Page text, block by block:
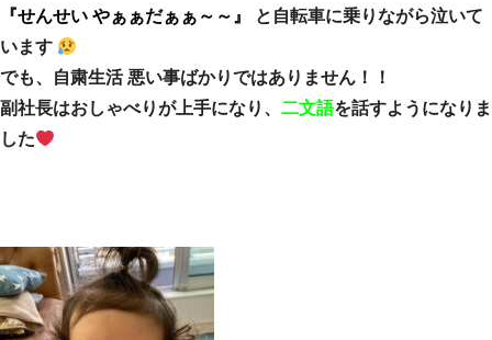
『せんせい やぁぁだぁぁ～～』
と自転車に乗りながら泣いて
います
でも、自粛生活 悪い事ばかりではありません！！
副社長はおしゃべりが上手になり、 二文語を話すようになりま
した